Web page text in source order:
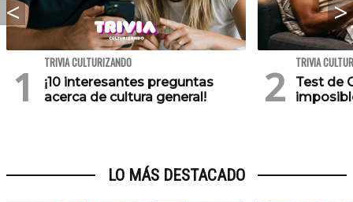
TRIVIA CULTURIZANDO
¡10 interesantes preguntas
acerca de cultura general!
TRIVIA
Test de
LO MÁS DESTACADO